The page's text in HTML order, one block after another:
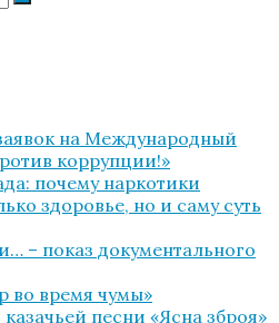
на Международный
коррупции!»
почему наркотики
здоровье, но и саму суть
– показ документального
во время чумы»
песни «Ясна зброя»